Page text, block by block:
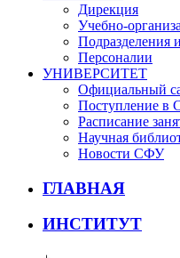
Дирекция
Учебно-
Подразделения
Персоналии
УНИВЕРСИТЕТ
Официальный
Поступление в
Расписание
Научная
Новости СФУ
ГЛАВНАЯ
ИНСТИТУТ